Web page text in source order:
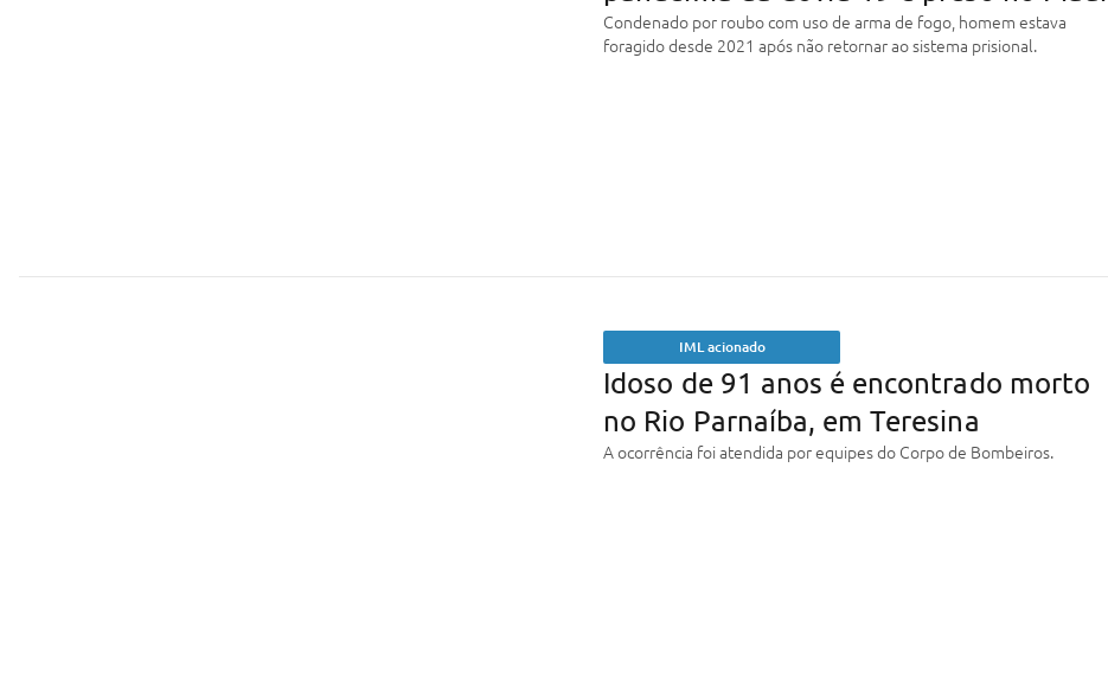
Condenado por roubo com uso de arma de fogo, homem estava
foragido desde 2021 após não retornar ao sistema prisional.
IML acionado
Idoso de 91 anos é encontrado morto
no Rio Parnaíba, em Teresina
A ocorrência foi atendida por equipes do Corpo de Bombeiros.